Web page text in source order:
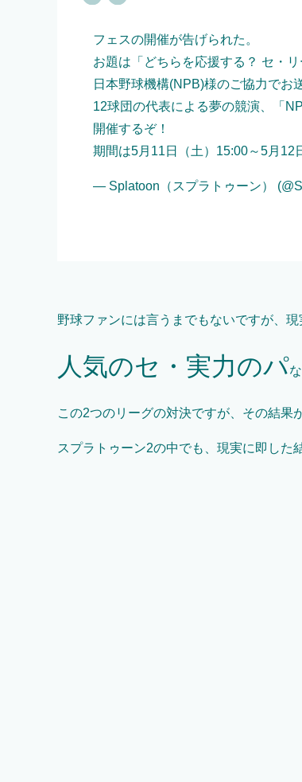
フェスの開催が告げられた。
お題は「どちらを応援する？ セ・リ
日本野球機構(NPB)様のご協力でお
12球団の代表による夢の競演、「
開催するぞ！
期間は5月11日（土）15:00～5月12
— Splatoon（スプラトゥーン）
野球ファンには言うまでもないですが、
人気のセ・実力のパ
この2つのリーグの対決ですが、その結果
スプラトゥーン2の中でも、現実に即した